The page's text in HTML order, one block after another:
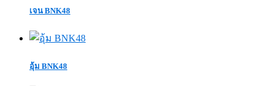
เจน BNK48
อุ้ม BNK48